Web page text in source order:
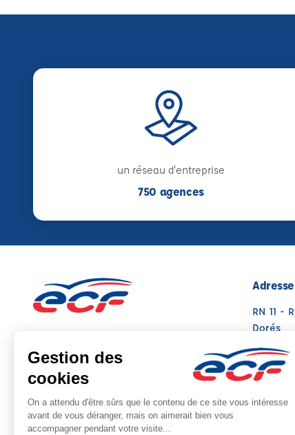
un réseau d'entreprise
750 agences
RN 11 -
Dorés
79260
Voir sur
05 49